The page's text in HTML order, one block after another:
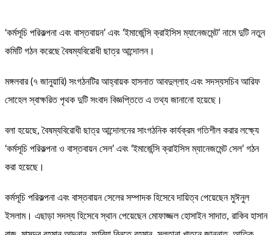
‘কর্মসূচি পরিকল্পনা এবং বাস্তবায়ন’ এবং ‘ইমার্জেন্সি ক্রাইসিস ম্যানেজমেন্ট’ নামে দুটি নতুন
কমিটি গঠন করেছে বৈষম্যবিরোধী ছাত্র আন্দোলন।
মঙ্গলবার (৭ জানুয়ারি) সংগঠনটির আহ্বায়ক হাসনাত আবদুল্লাহ এবং সদস্যসচিব আরিফ
সোহেল স্বাক্ষরিত পৃথক দুটি সংবাদ বিজ্ঞপ্তিতে এ তথ্য জানানো হয়েছে।
বলা হয়েছে, বৈষম্যবিরোধী ছাত্র আন্দোলনের সাংগঠনিক কার্যক্রম গতিশীল করার লক্ষ্যে
‘কর্মসূচি পরিকল্পনা ও বাস্তবায়ন সেল’ এবং ‘ইমার্জেন্সি ক্রাইসিস ম্যানেজমেন্ট সেল’ গঠন
করা হয়েছে।
কর্মসূচি পরিকল্পনা এবং বাস্তবায়ন সেলের সম্পাদক হিসেবে দায়িত্ব পেয়েছেন মুঈনুল
ইসলাম। এছাড়া সদস্য হিসেবে স্থান পেয়েছেন মোফাজ্জল হোসাইন সাদাত, রাকিব হাসান